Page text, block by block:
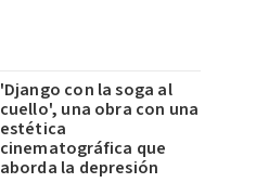
'Django con la soga al
cuello', una obra con una
estética
cinematográfica que
aborda la depresión